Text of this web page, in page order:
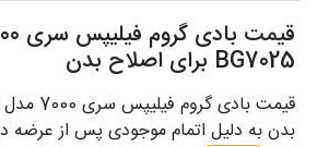
BG7025 برای اصلاح بدن
بدن به دلیل اتمام موجودی پس از